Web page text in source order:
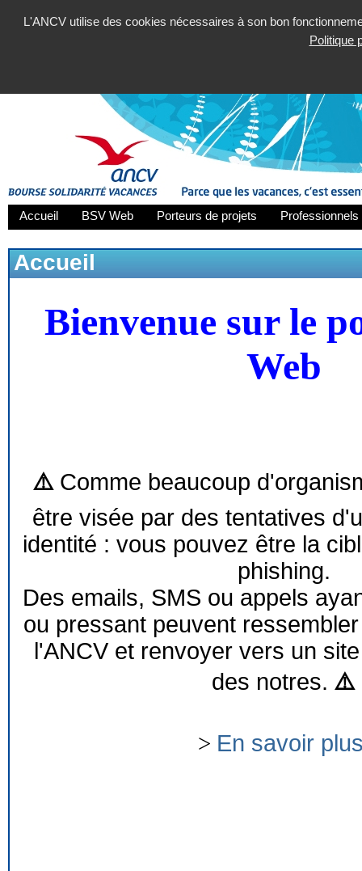
L'ANCV utilise des cookies nécessaires à son bon
Politique
Accueil BSV Web Porteurs de projets
Accueil
Bienvenue sur le
Web
⚠️ Comme beaucoup
être visée par des tentatives
identité : vous pouvez être la
phishing.
Des emails, SMS ou appels
ou pressant peuvent
l'ANCV et renvoyer vers un
des notres. ⚠️
> En savoir